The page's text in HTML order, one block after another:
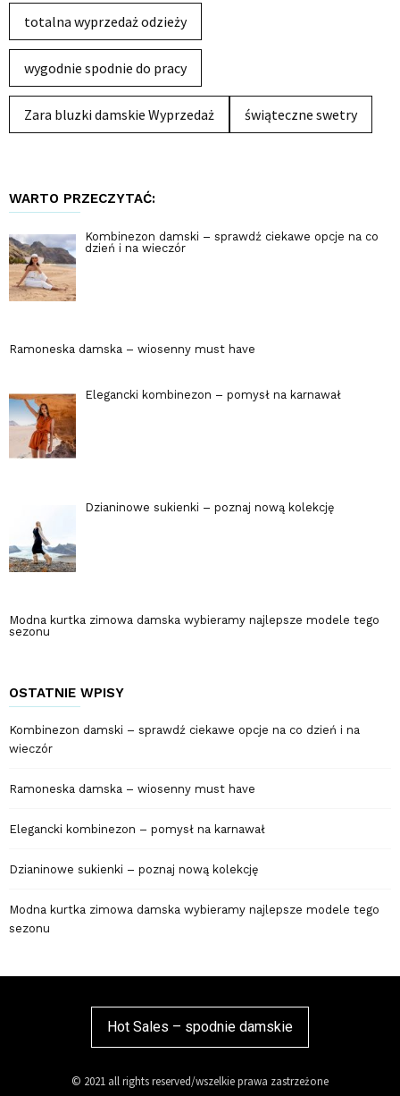
totalna wyprzedaż odzieży
wygodnie spodnie do pracy
Zara bluzki damskie Wyprzedaż świąteczne swetry
WARTO PRZECZYTAĆ:
Kombinezon damski – sprawdź ciekawe opcje na co
dzień i na wieczór
Ramoneska damska – wiosenny must have
Elegancki kombinezon – pomysł na karnawał
Dzianinowe sukienki – poznaj nową kolekcję
Modna kurtka zimowa damska wybieramy najlepsze modele tego
sezonu
OSTATNIE WPISY
Kombinezon damski – sprawdź ciekawe opcje na co dzień i na
wieczór
Ramoneska damska – wiosenny must have
Elegancki kombinezon – pomysł na karnawał
Dzianinowe sukienki – poznaj nową kolekcję
Modna kurtka zimowa damska wybieramy najlepsze modele tego
sezonu
Hot Sales – spodnie damskie
© 2021 all rights reserved/wszelkie prawa zastrzeżone